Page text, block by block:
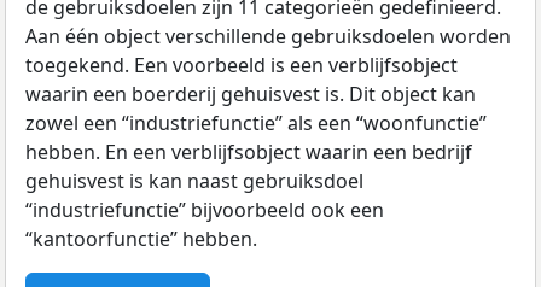
de gebruiksdoelen zijn 11 categorieën gedefinieerd.
Aan één object verschillende gebruiksdoelen worden
toegekend. Een voorbeeld is een verblijfsobject
waarin een boerderij gehuisvest is. Dit object kan
zowel een “industriefunctie” als een “woonfunctie”
hebben. En een verblijfsobject waarin een bedrijf
gehuisvest is kan naast gebruiksdoel
“industriefunctie” bijvoorbeeld ook een
“kantoorfunctie” hebben.